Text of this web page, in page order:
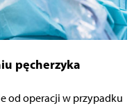
pęcherzyka
od operacji w przypadku